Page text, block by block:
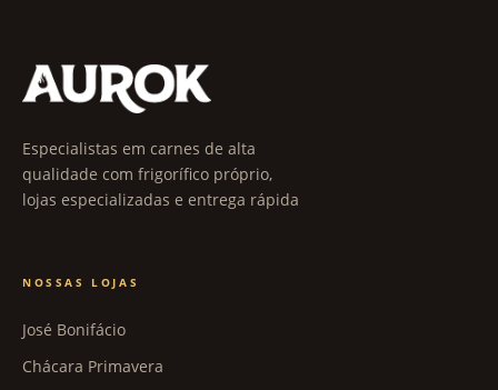
Especialistas em carnes de alta
qualidade com frigorífico próprio,
lojas especializadas e entrega rápida
NOSSAS LOJAS
José Bonifácio
Chácara Primavera